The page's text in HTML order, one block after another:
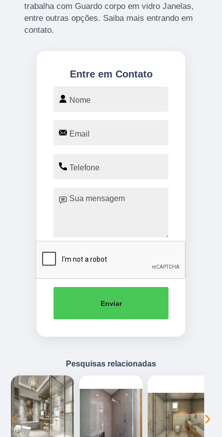
trabalha com Guardo corpo em vidro Janelas,
entre outras opções. Saiba mais entrando em
contato.
Entre em Contato
Enviar
Pesquisas relacionadas
‹ ›